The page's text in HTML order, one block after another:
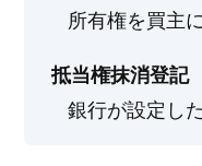
所有権を買主
抵当権抹消登記
銀行が設定し